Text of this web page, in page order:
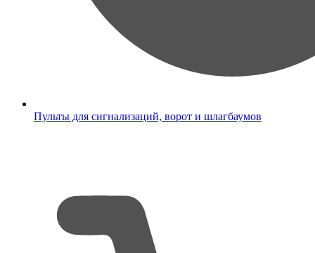
Пульты для сигнализаций, ворот и шлагбаумов